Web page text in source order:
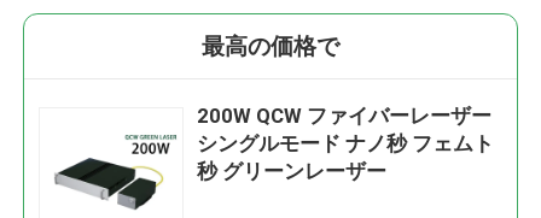
最高の価格で
200W QCW ファイバーレーザー
シングルモード ナノ秒 フェムト
秒 グリーンレーザー